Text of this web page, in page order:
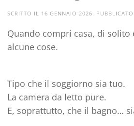
SCRITTO IL 16 GENNAIO 2026.
Quando compri casa, di solito
alcune cose.
Tipo che il soggiorno sia tuo.
La camera da letto pure.
E, soprattutto, che il bagno…